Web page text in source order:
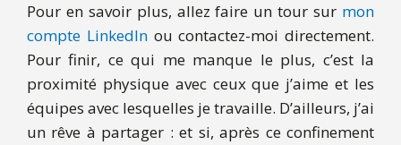
Pour en savoir plus, allez faire un tour sur mon
compte LinkedIn ou contactez-moi directement.
Pour finir, ce qui me manque le plus, c’est la
proximité physique avec ceux que j’aime et les
équipes avec lesquelles je travaille. D’ailleurs, j’ai
un rêve à partager : et si, après ce confinement